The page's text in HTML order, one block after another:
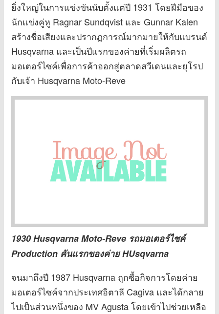
ยิ่งใหญ่ในการแข่งขันนับตั้งแต่ปี 1931 โดยฝีมือของ
นักแข่งคู่หู Ragnar Sundqvist และ Gunnar Kalen
สร้างชื่อเสียงและปรากฏการณ์มากมายให้กับแบรนด์
Husqvarna และเป็นปีแรกของค่ายที่เริ่มผลิตรถ
มอเตอร์ไซค์เพื่อการค้าออกสู่ตลาดสวีเดนและยุโรป
กับเจ้า Husqvarna Moto-Reve
1930 Husqvarna Moto-Reve รถมอเตอร์ไซค์
Production คันแรกของค่าย HUsqvarna
จนมาถึงปี 1987 Husqvarna ถูกซื้อกิจการโดยค่าย
มอเตอร์ไซค์จากประเทศอิตาลี Cagiva และได้กลาย
ไปเป็นส่วนหนึ่งของ MV Agusta โดยเข้าไปช่วยเหลือ